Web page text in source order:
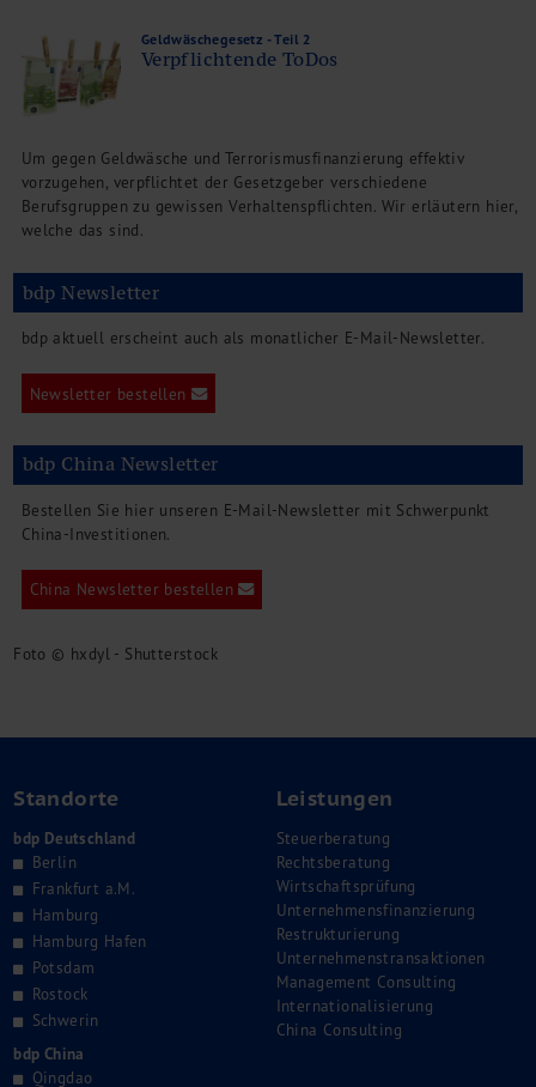
Geldwäschegesetz - Teil 2
Verpflichtende ToDos
Um gegen Geldwäsche und Terrorismusfinanzierung effektiv
vorzugehen, verpflichtet der Gesetzgeber verschiedene
Berufsgruppen zu gewissen Verhaltenspflichten. Wir erläutern hier,
welche das sind.
bdp Newsletter
bdp aktuell erscheint auch als monatlicher E-Mail-Newsletter.
Newsletter bestellen
bdp China Newsletter
Bestellen Sie hier unseren E-Mail-Newsletter mit Schwerpunkt
China-Investitionen.
China Newsletter bestellen
Foto © hxdyl - Shutterstock
Standorte
bdp Deutschland
Berlin
Frankfurt a.M.
Hamburg
Hamburg Hafen
Potsdam
Rostock
Schwerin
bdp China
Qingdao
Leistungen
Steuerberatung
Rechtsberatung
Wirtschaftsprüfung
Unternehmensfinanzierung
Restrukturierung
Unternehmenstransaktionen
Management Consulting
Internationalisierung
China Consulting